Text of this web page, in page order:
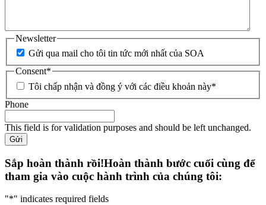
Newsletter
Gửi qua mail cho tôi tin tức mới nhất của SOA
Consent*
Tôi chấp nhận và đồng ý với các điều khoản này*
Phone
This field is for validation purposes and should be left unchanged.
Gửi
Sắp hoàn thành rồi!Hoàn thành bước cuối cùng để
tham gia vào cuộc hành trình của chúng tôi:
"*" indicates required fields